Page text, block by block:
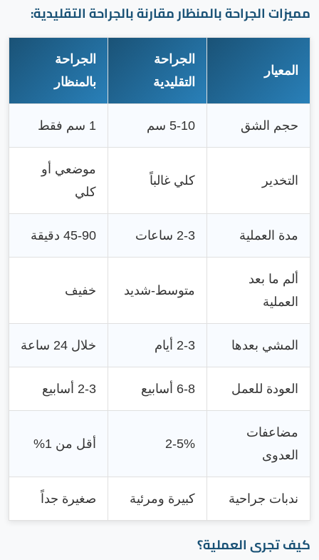
مميزات الجراحة بالمنظار مقارنة بالجراحة التقليدية:
المعيار
الجراحة
التقليدية
الجراحة
بالمنظار
حجم الشق 5-10 سم 1 سم فقط
التخدير كلي غالباً
موضعي أو
كلي
مدة العملية 2-3 ساعات 45-90 دقيقة
ألم ما بعد
العملية
متوسط-شديد خفيف
المشي بعدها 2-3 أيام خلال 24 ساعة
العودة للعمل 6-8 أسابيع 2-3 أسابيع
مضاعفات
العدوى
2-5% أقل من 1%
ندبات جراحية كبيرة ومرئية صغيرة جداً
كيف تجرى العملية؟